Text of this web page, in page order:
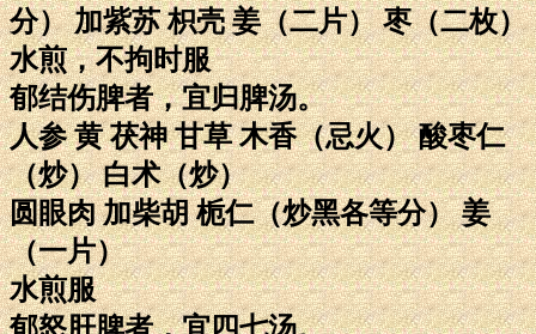
分） 加紫苏 枳壳 姜（二片） 枣（二枚）
水煎，不拘时服
郁结伤脾者，宜归脾汤。
人参 黄 茯神 甘草 木香（忌火） 酸枣仁
（炒） 白术（炒）
圆眼肉 加柴胡 栀仁（炒黑各等分） 姜
（一片）
水煎服